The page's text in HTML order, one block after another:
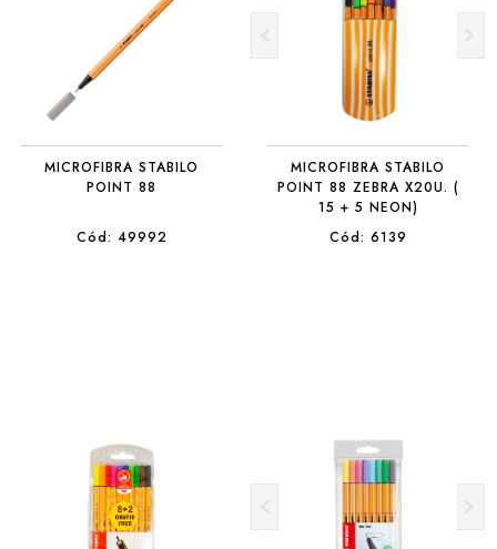
MICROFIBRA STABILO
POINT 88
Cód: 49992
MICROFIBRA STABILO
POINT 88 ZEBRA X20U. (
15 + 5 NEON)
Cód: 6139